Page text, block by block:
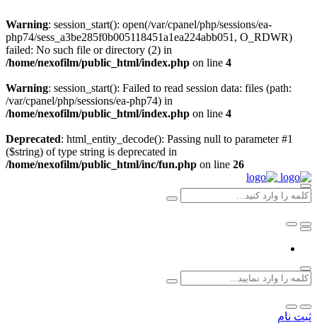
Warning: session_start(): open(/var/cpanel/php/sessions/ea-
php74/sess_a3be285f0b005118451a1ea224abb051, O_RDWR)
failed: No such file or directory (2) in
/home/nexofilm/public_html/index.php on line 4
Warning: session_start(): Failed to read session data: files (path:
/var/cpanel/php/sessions/ea-php74) in
/home/nexofilm/public_html/index.php on line 4
Deprecated: html_entity_decode(): Passing null to parameter #1
($string) of type string is deprecated in
/home/nexofilm/public_html/inc/fun.php on line 26
ثبت نام